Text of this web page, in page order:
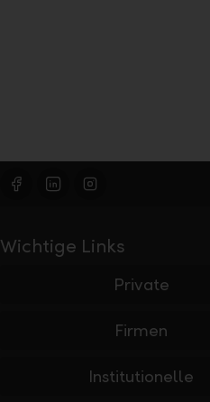
Wichtige Links
Private
Firmen
Institutionelle